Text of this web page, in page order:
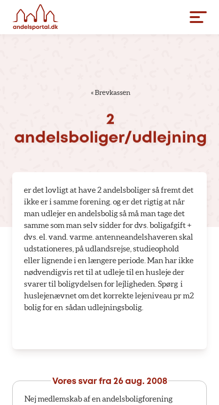
«Brevkassen
2
andelsboliger/udlejning
er det lovligt at have 2 andelsboliger så fremt det
ikke er i samme forening. og er det rigtig at når
man udlejer en andelsbolig så må man tage det
samme som man selv sidder for dvs. boligafgift +
dvs. el. vand. varme. antenneandelshaveren skal
udstationeres, på udlandsrejse, studieophold
eller lignende i en længere periode. Man har ikke
nødvendigvis ret til at udleje til en husleje der
svarer til boligydelsen for lejligheden. Spørg i
huslejenævnet om det korrekte lejeniveau pr m2
bolig for en sådan udlejningsbolig.
Vores svar fra 26 aug. 2008
Nej medlemskab af en andelsboligforening